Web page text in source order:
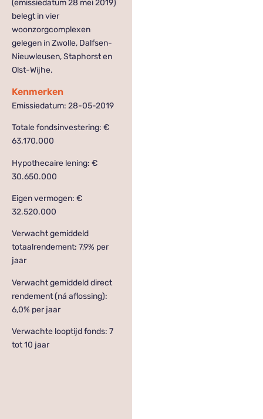
(emissiedatum 28 mei 2019)
belegt in vier
woonzorgcomplexen
gelegen in Zwolle, Dalfsen-
Nieuwleusen, Staphorst en
Olst-Wijhe.
Kenmerken
Emissiedatum: 28-05-2019
Totale fondsinvestering: €
63.170.000
Hypothecaire lening: €
30.650.000
Eigen vermogen: €
32.520.000
Verwacht gemiddeld
totaalrendement: 7,9% per
jaar
Verwacht gemiddeld direct
rendement (ná aflossing):
6,0% per jaar
Verwachte looptijd fonds: 7
tot 10 jaar